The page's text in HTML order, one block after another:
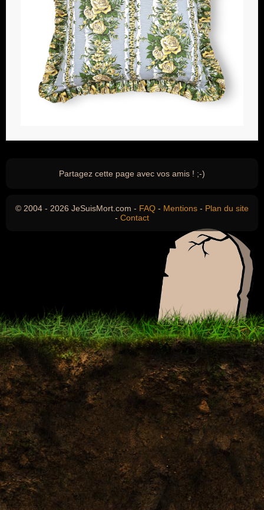
Partagez cette page avec vos amis ! ;-)
© 2004 - 2026 JeSuisMort.com - FAQ - Mentions - Plan du site
- Contact